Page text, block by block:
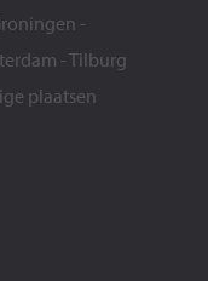
-
-Tilburg
plaatsen